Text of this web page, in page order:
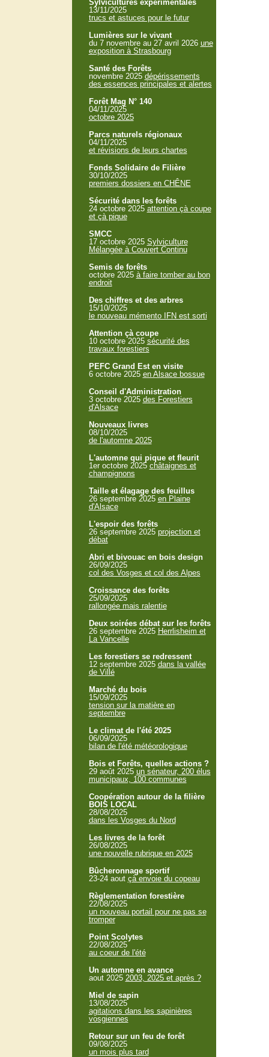
Sylvicultures expérimentales
13/11/2025
trucs et astuces pour le futur
Lumières sur le vivant
du 7 novembre au 27 avril 2026 une
exposition à Strasbourg
Santé des Forêts
novembre 2025 dépérissements
des essences principales et alertes
Forêt Mag N° 140
04/11/2025
octobre 2025
Parcs naturels régionaux
04/11/2025
et révisions de leurs chartes
Fonds Solidaire de Filière
30/10/2025
premiers dossiers en CHÊNE
Sécurité dans les forêts
24 octobre 2025 attention çà coupe
et çà pique
SMCC
17 octobre 2025 Sylviculture
Mélangée à Couvert Continu
Semis de forêts
octobre 2025 à faire tomber au bon
endroit
Des chiffres et des arbres
15/10/2025
le nouveau mémento IFN est sorti
Attention çà coupe
10 octobre 2025 sécurité des
travaux forestiers
PEFC Grand Est en visite
6 octobre 2025 en Alsace bossue
Conseil d'Administration
3 octobre 2025 des Forestiers
d'Alsace
Nouveaux livres
08/10/2025
de l'automne 2025
L'automne qui pique et fleurit
1er octobre 2025 châtaignes et
champignons
Taille et élagage des feuillus
26 septembre 2025 en Plaine
d'Alsace
L'espoir des forêts
26 septembre 2025 projection et
débat
Abri et bivouac en bois design
26/09/2025
col des Vosges et col des Alpes
Croissance des forêts
25/09/2025
rallongée mais ralentie
Deux soirées débat sur les forêts
26 septembre 2025 Herrlisheim et
La Vancelle
Les forestiers se redressent
12 septembre 2025 dans la vallée
de Villé
Marché du bois
15/09/2025
tension sur la matière en
septembre
Le climat de l'été 2025
06/09/2025
bilan de l'été météorologique
Bois et Forêts, quelles actions ?
29 août 2025 un sénateur, 200 élus
municipaux, 100 communes
Coopération autour de la filière
BOIS LOCAL
28/08/2025
dans les Vosges du Nord
Les livres de la forêt
26/08/2025
une nouvelle rubrique en 2025
Bûcheronnage sportif
23-24 aout çà envoie du copeau
Règlementation forestière
22/08/2025
un nouveau portail pour ne pas se
tromper
Point Scolytes
22/08/2025
au coeur de l'été
Un automne en avance
aout 2025 2003, 2025 et après ?
Miel de sapin
13/08/2025
agitations dans les sapinières
vosgiennes
Retour sur un feu de forêt
09/08/2025
un mois plus tard